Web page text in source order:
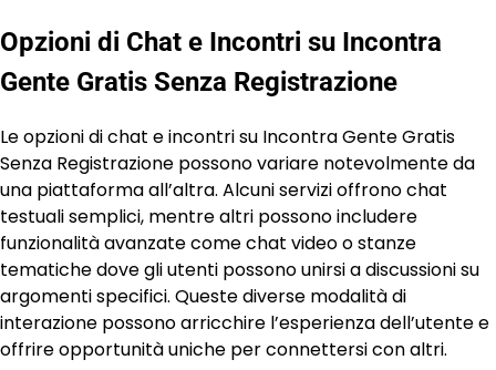
Opzioni di Chat e Incontri su Incontra
Gente Gratis Senza Registrazione
Le opzioni di chat e incontri su Incontra Gente Gratis
Senza Registrazione possono variare notevolmente da
una piattaforma all’altra. Alcuni servizi offrono chat
testuali semplici, mentre altri possono includere
funzionalità avanzate come chat video o stanze
tematiche dove gli utenti possono unirsi a discussioni su
argomenti specifici. Queste diverse modalità di
interazione possono arricchire l’esperienza dell’utente e
offrire opportunità uniche per connettersi con altri.